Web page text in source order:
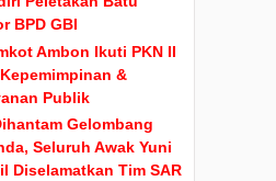
BPD GBI
Ambon Ikuti PKN II
&
Publik
Gelombang
Seluruh Awak Yuni
Diselamatkan Tim SAR